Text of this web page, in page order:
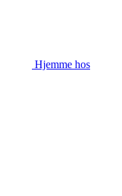
Hjemme hos